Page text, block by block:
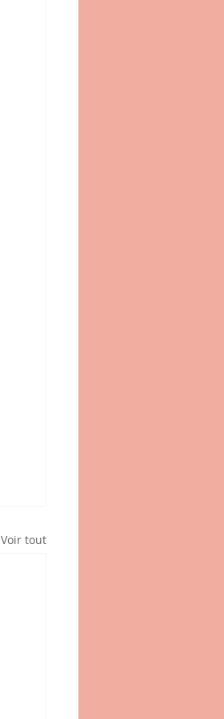
Voir tout